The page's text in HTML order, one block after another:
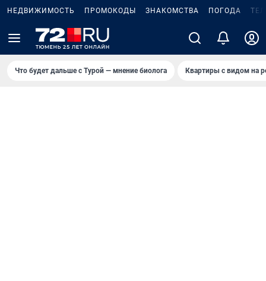
НЕДВИЖИМОСТЬ ПРОМОКОДЫ ЗНАКОМСТВА ПОГОДА
Что будет дальше с Турой — мнение биолога Квартиры с видом на